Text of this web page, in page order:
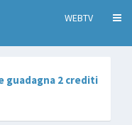
WEBTV
guadagna 2 crediti